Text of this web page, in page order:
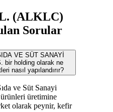
(ALKLC)
Sorular
VE SÜT SANAYİ
bir holding olarak ne
nasıl yapılandırır?
ve Süt Sanayi
üretimine
olarak peynir, kefir